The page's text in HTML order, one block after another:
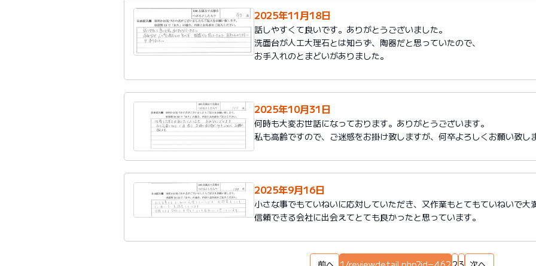
2025年11月18日
話しやすくて良いです。ありがとうございました。
洗面台が人工大理石とは知らず、陶器だと思っていたので、
お手入れのとまどいがありました。
2025年10月31日
何時も大変お世話になっております。ありがとうございます。
私も高齢ですので、ご迷惑をお掛け致しますが、何卒よろしくお願い致し
2025年9月16日
小さな事でもていねいに応対していただき、又作業もとてもていねいで大
信頼できる会社に出会えてとても良かったと思っています。